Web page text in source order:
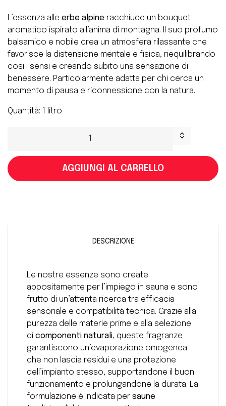
L’essenza alle erbe alpine racchiude un bouquet
aromatico ispirato all’anima di montagna. Il suo profumo
balsamico e nobile crea un atmosfera rilassante che
favorisce la distensione mentale e fisica, riequilibrando
cosi i sensi e creando subito una sensazione di
benessere. Particolarmente adatta per chi cerca un
momento di pausa e riconnessione con la natura.
Quantità: 1 litro
AGGIUNGI AL CARRELLO
DESCRIZIONE
Le nostre essenze sono create
appositamente per l’impiego in sauna e sono
frutto di un’attenta ricerca tra efficacia
sensoriale e compatibilità tecnica. Grazie alla
purezza delle materie prime e alla selezione
di componenti naturali, queste fragranze
garantiscono un’evaporazione omogenea
che non lascia residui e una protezione
dell’impianto stesso, supportandone il buon
funzionamento e prolungandone la durata. La
formulazione è indicata per saune